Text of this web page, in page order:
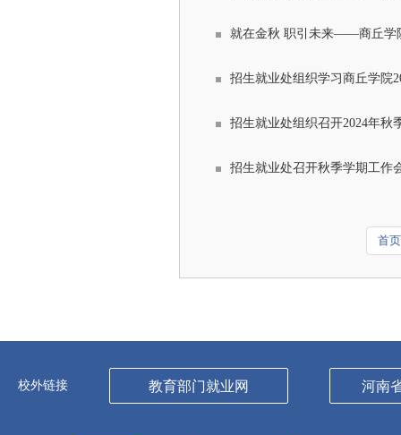
就在金秋 职引未来——商丘学
招生就业处组织学习商丘学院
招生就业处组织召开2024年秋
招生就业处召开秋季学期工作
首页
校外链接 教育部门就业网 河南